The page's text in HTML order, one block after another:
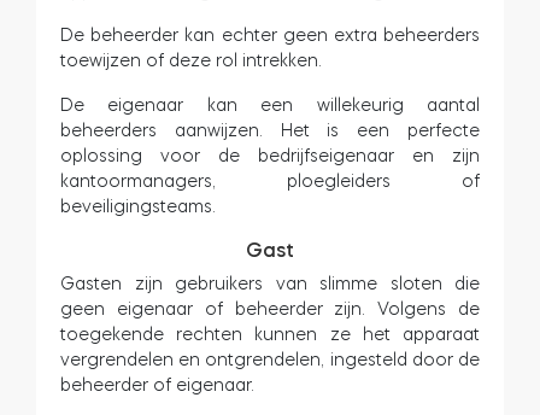
Tedee GO2
Nu kopen
De beheerder kan echter geen extra beheerders
toewijzen of deze rol intrekken.
De eigenaar kan een willekeurig aantal
beheerders aanwijzen. Het is een perfecte
oplossing voor de bedrijfseigenaar en zijn
kantoormanagers, ploegleiders of
beveiligingsteams.
Gast
Gasten zijn gebruikers van slimme sloten die
geen eigenaar of beheerder zijn. Volgens de
toegekende rechten kunnen ze het apparaat
vergrendelen en ontgrendelen, ingesteld door de
beheerder of eigenaar.